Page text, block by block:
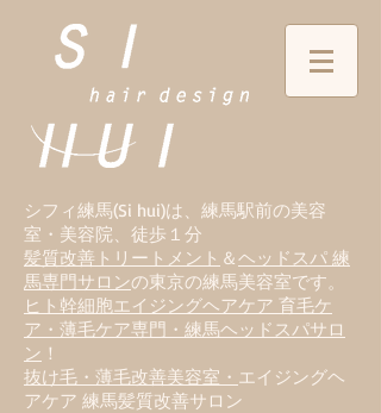
シフィ練馬(Si hui)は、 練馬駅前の美容
室・美容院、徒歩１分
髪質改善トリートメント ＆ヘッドスパ 練
馬専門サロンの東京の練馬美容室です。
ヒト幹細胞エイジングヘアケア 育毛ケ
ア・薄毛ケア専門・練馬ヘッドスパサロ
ン ！
抜け毛・薄毛改善美容室・ エイジングヘ
アケア 練馬髪質改善サロン